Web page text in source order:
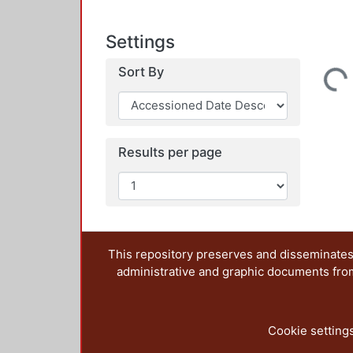
Settings
Sort By
Results per page
Loading...
This repository preserves and
administrative and graphic documents
Cookie